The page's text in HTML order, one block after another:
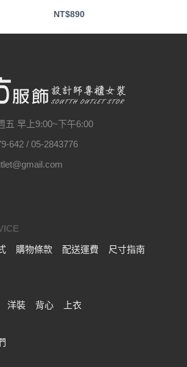
NT$890
五 早上9:00~下午6:00
642 / 05-2843776
購物條款 配送運費
尺寸指南
洋裝 背心
上衣